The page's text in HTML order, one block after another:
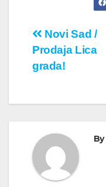
Кретање
чланка
Novi Sad /
Prodaja Lica
grada!
By